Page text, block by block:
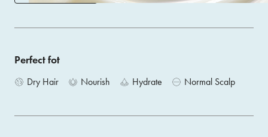
Perfect fot
Dry Hair Nourish Hydrate Normal Scalp